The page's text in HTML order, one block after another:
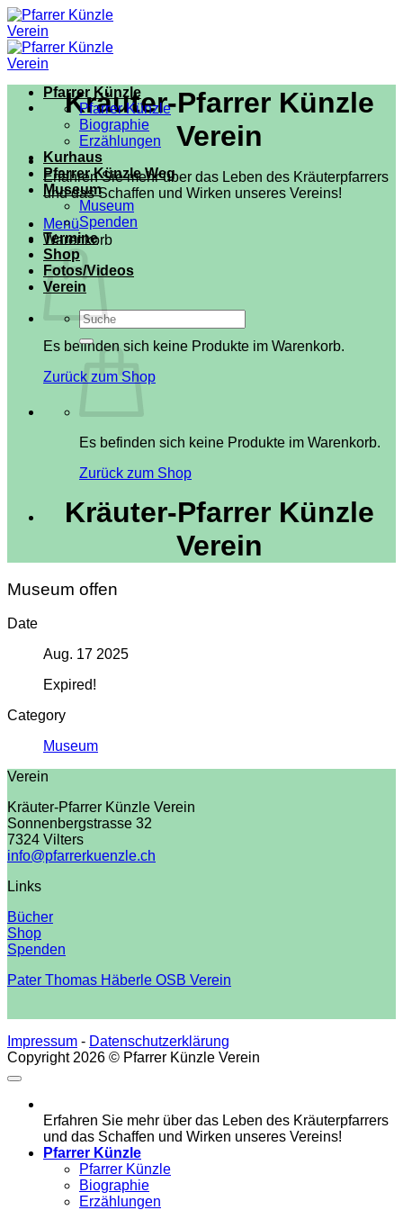
Zum
Inhalt
springen
Kräuter-Pfarrer Künzle
Verein
Erfahren Sie mehr über das Leben des Kräuterpfarrers
und das Schaffen und Wirken unseres Vereins!
Menü
Warenkorb
Es befinden sich keine Produkte im Warenkorb.
Zurück zum Shop
Pfarrer Künzle
Pfarrer Künzle
Biographie
Erzählungen
Kurhaus
Pfarrer Künzle Weg
Museum
Museum
Spenden
Termine
Shop
Fotos/Videos
Verein
Suchen
nach:
Es befinden sich keine Produkte im Warenkorb.
Zurück zum Shop
Kräuter-Pfarrer Künzle
Verein
Museum offen
Date
Aug. 17 2025
Expired!
Category
Museum
Verein
Kräuter-Pfarrer Künzle Verein
Sonnenbergstrasse 32
7324 Vilters
info@pfarrerkuenzle.ch
Links
Bücher
Shop
Spenden
Pater Thomas Häberle OSB Verein
Impressum - Datenschutzerklärung
Copyright 2026 © Pfarrer Künzle Verein
Erfahren Sie mehr über das Leben des Kräuterpfarrers
und das Schaffen und Wirken unseres Vereins!
Pfarrer Künzle
Pfarrer Künzle
Biographie
Erzählungen